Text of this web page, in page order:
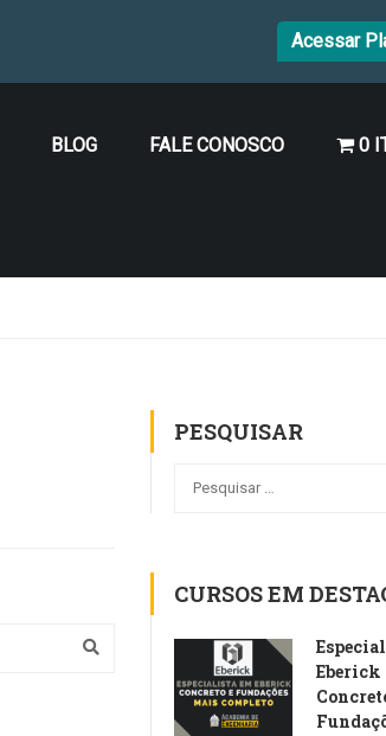
Acessar
BLOG FALE CONOSCO 0
PESQUISAR
CURSOS EM
Eberick